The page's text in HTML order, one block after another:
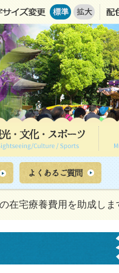
在宅療養費用を助成しま